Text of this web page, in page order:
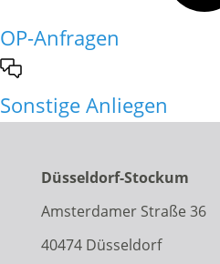
OP-Anfragen
Sonstige Anliegen
Düsseldorf-Stockum
Amsterdamer Straße 36
40474 Düsseldorf